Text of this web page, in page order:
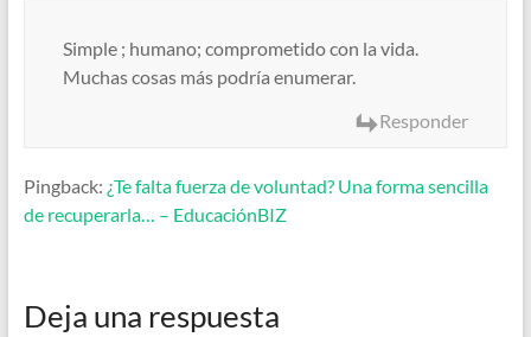
Simple ; humano; comprometido con la vida.
Muchas cosas más podría enumerar.
Responder
Pingback: ¿Te falta fuerza de voluntad? Una forma sencilla
de recuperarla… – EducaciónBIZ
Deja una respuesta